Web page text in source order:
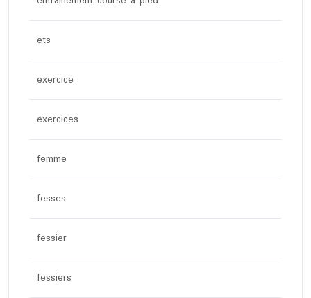
ets
exercice
exercices
femme
fesses
fessier
fessiers